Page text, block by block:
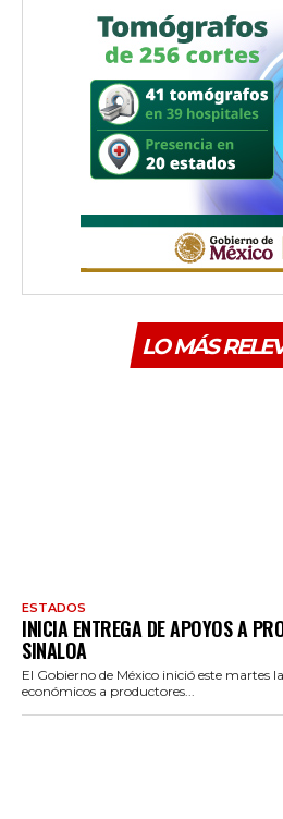
LO MÁS
ESTADOS
INICIA ENTREGA DE APOYOS A
SINALOA
El Gobierno de México inició este martes
económicos a productores...